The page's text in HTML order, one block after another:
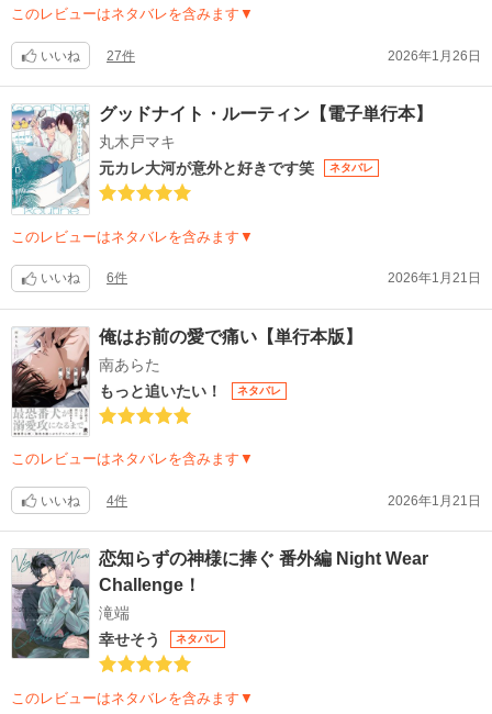
このレビューはネタバレを含みます▼
いいね 27件 2026年1月26日
グッドナイト・ルーティン【電子単行本】
丸木戸マキ
元カレ大河が意外と好きです笑
ネタバレ
このレビューはネタバレを含みます▼
いいね 6件 2026年1月21日
俺はお前の愛で痛い【単行本版】
南あらた
もっと追いたい！
ネタバレ
このレビューはネタバレを含みます▼
いいね 4件 2026年1月21日
恋知らずの神様に捧ぐ 番外編 Night Wear
Challenge！
滝端
幸せそう
ネタバレ
このレビューはネタバレを含みます▼